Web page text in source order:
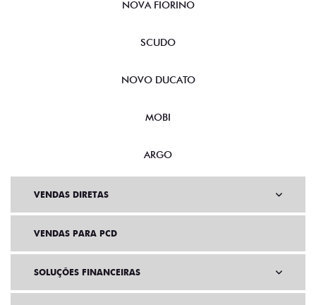
NOVA FIORINO
SCUDO
NOVO DUCATO
MOBI
ARGO
VENDAS DIRETAS
VENDAS PARA PCD
SOLUÇÕES FINANCEIRAS